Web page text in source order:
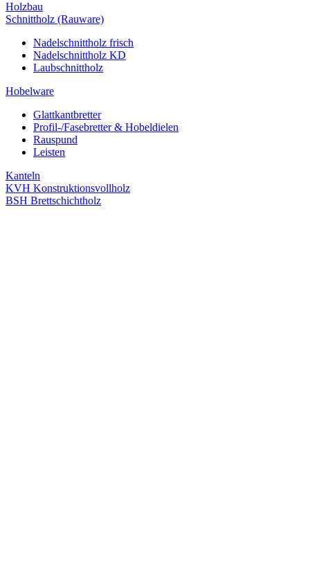
Holzbau
Schnittholz (Rauware)
Nadelschnittholz frisch
Nadelschnittholz KD
Laubschnittholz
Hobelware
Glattkantbretter
Profil-/Fasebretter & Hobeldielen
Rauspund
Leisten
Kanteln
KVH Konstruktionsvollholz
BSH Brettschichtholz